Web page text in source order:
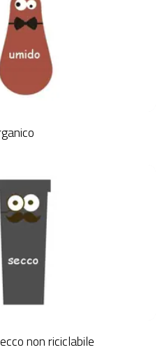
non riciclabile